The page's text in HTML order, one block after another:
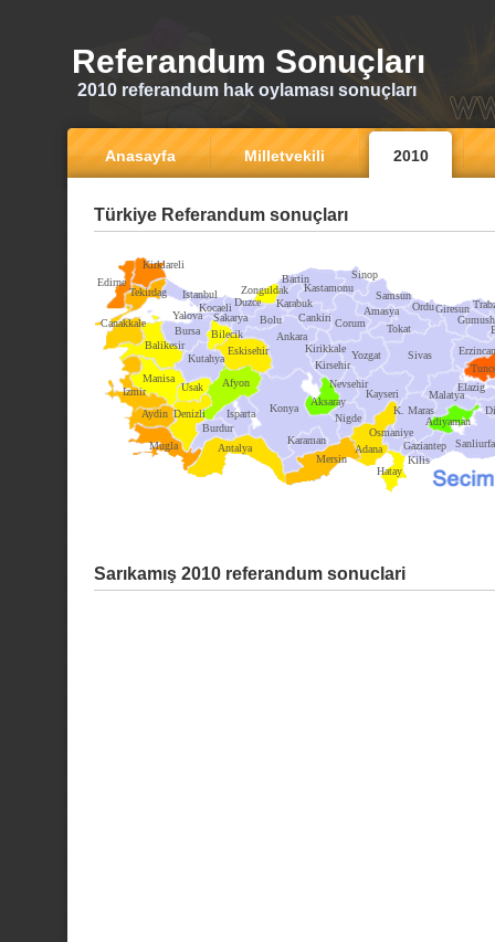
Referandum Sonuçları
2010 referandum hak oylaması sonuçları
Anasayfa Milletvekili 2010
Türkiye Referandum sonuçları
Ankara
Kirklareli
Edirne
Tekirdag
Canakkale
Balikesir
Bursa
Istanbul
Kocaeli
Sakarya
Zonguldak
Bolu
Bilecik
Eskisehir
Kutahya
Manisa
Izmir
Aydin
Mugla
Denizli
Burdur
Usak Afyon
Isparta
Antalya
Konya
Mersin
Kirsehir
Cankiri
Kastamonu
Sinop
Corum
Yozgat
Nevsehir
Nigde
Adana
Hatay
K. Maras
Kayseri
Sivas
Tokat
Amasya
Samsun
OrduGiresun
Erzincan
Malatya
Gaziantep Sanliurfa
Adiyaman
Elazig
Kirikkale
Karaman
Aksaray
Kilis
Duzce Karabuk
Bartin
Osmaniye
Yalova
Sarıkamış 2010 referandum sonuclari